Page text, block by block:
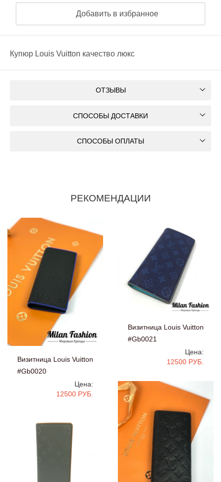
Добавить в избранное
Купюр Louis Vuitton качество люкс
ОТЗЫВЫ
СПОСОБЫ ДОСТАВКИ
СПОСОБЫ ОПЛАТЫ
РЕКОМЕНДАЦИИ
Визитница Louis Vuitton
#Gb0020
Цена:
12500 РУБ.
Визитница Louis Vuitton
#Gb0021
Цена:
12500 РУБ.